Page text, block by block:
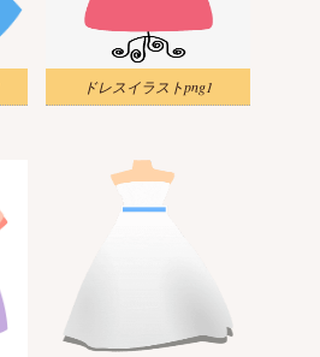
ドレスイラストpng1